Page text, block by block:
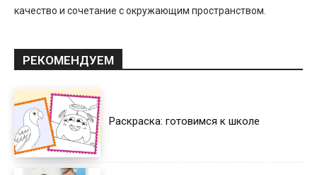
качество и сочетание с окружающим пространством.
РЕКОМЕНДУЕМ
Раскраска: готовимся к школе